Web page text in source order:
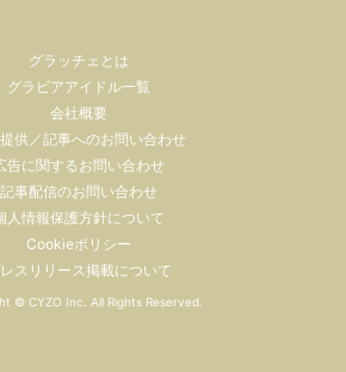
グラッチェとは
グラビアアイドル一覧
会社概要
供／記事へのお問い合わせ
告に関するお問い合わせ
記事配信のお問い合わせ
人情報保護方針について
Cookieポリシー
スリリース掲載について
© CYZO Inc. All Rights Reserved.